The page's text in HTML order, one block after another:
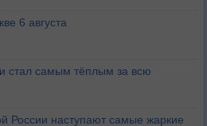
6 августа
стал самым тёплым за всю
России наступают самые жаркие